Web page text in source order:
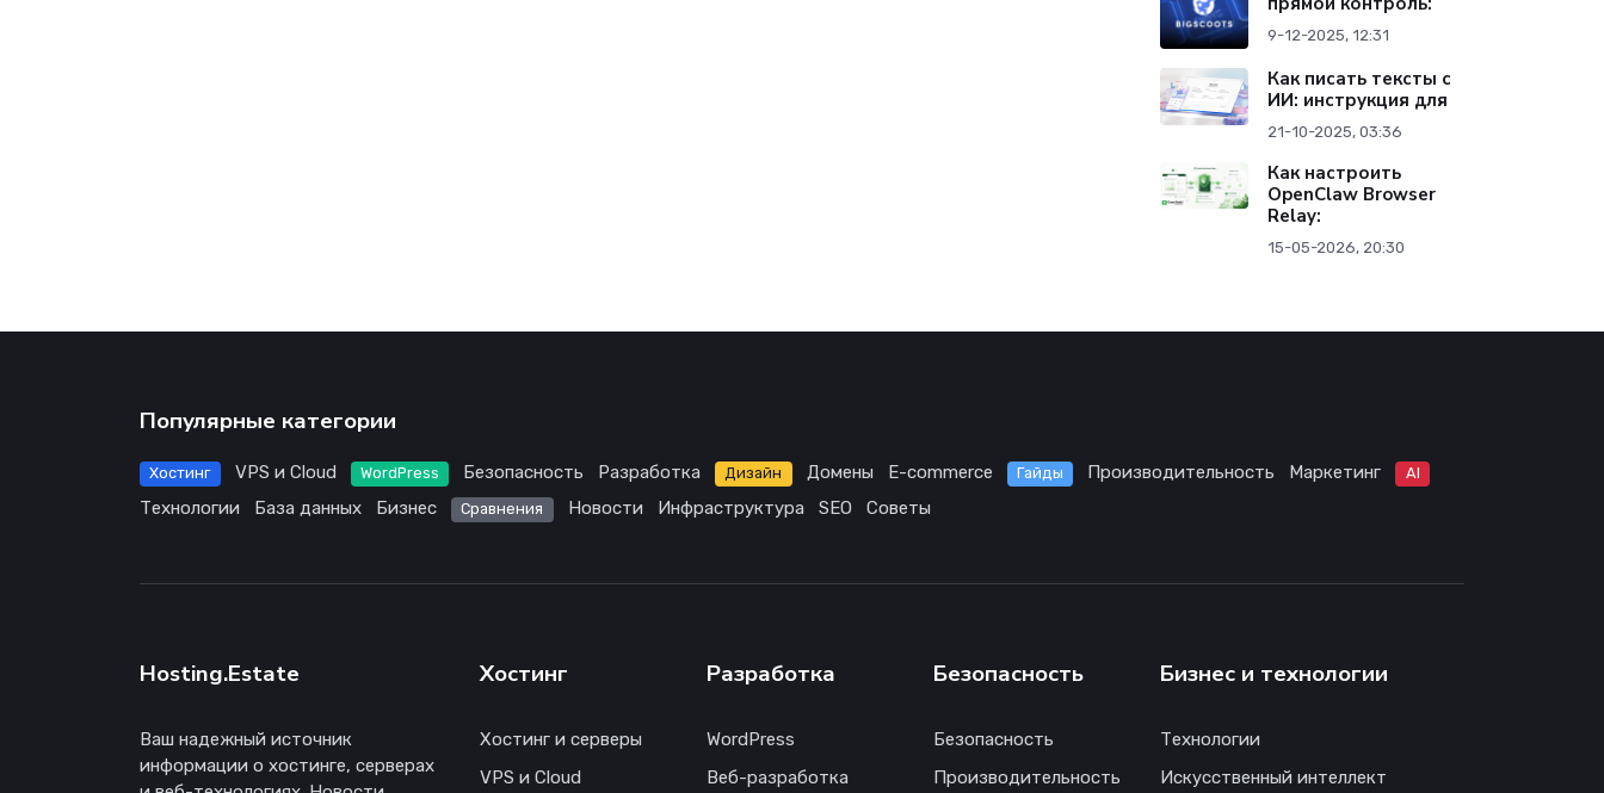
9-12-2025, 12:31
Как писать тексты с
ИИ: инструкция для
21-10-2025, 03:36
Как настроить
OpenClaw Browser
Relay:
15-05-2026, 20:30
Популярные категории
Хостинг VPS и Cloud WordPress Безопасность Разработка Дизайн Домены E-commerce Гайды Производительность Маркетинг AI
Технологии База данных Бизнес Сравнения Новости Инфраструктура SEO Советы
Hosting.Estate
Ваш надежный источник
информации о хостинге, серверах
Хостинг
Хостинг и серверы
VPS и Cloud
Разработка
WordPress
Веб-разработка
Безопасность
Безопасность
Производительность
Бизнес и технологии
Технологии
Искусственный интеллект